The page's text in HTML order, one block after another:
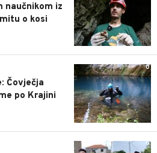
naučnikom iz
o kosi
0
Čovječja
po Krajini
0